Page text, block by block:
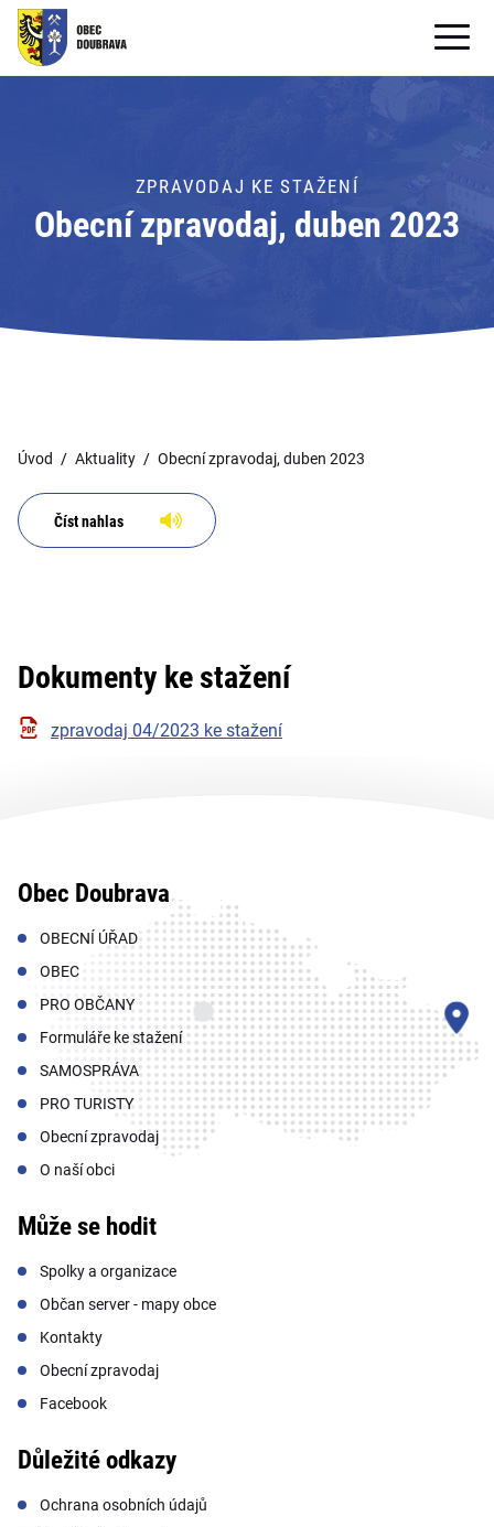
OBECNÍ ÚŘAD
PRO OBČANY
Formuláře ke stažení
PRO TURISTY
ZPRAVODAJ KE STAŽENÍ
Obecní zpravodaj, duben 2023
Úvod Aktuality Obecní zpravodaj, duben 2023
Číst nahlas
Dokumenty ke stažení
zpravodaj 04/2023 ke stažení
Obec Doubrava
OBECNÍ ÚŘAD
OBEC
PRO OBČANY
Formuláře ke stažení
SAMOSPRÁVA
PRO TURISTY
Obecní zpravodaj
O naší obci
Může se hodit
Spolky a organizace
Občan server - mapy obce
Kontakty
Obecní zpravodaj
Facebook
Důležité odkazy
Ochrana osobních údajů